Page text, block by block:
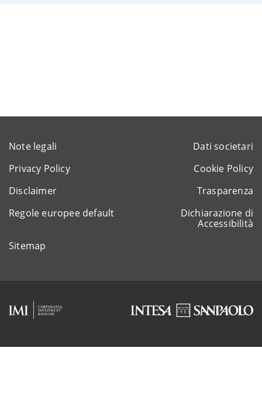
Note legali
Dati societari
Privacy Policy
Cookie Policy
Disclaimer
Trasparenza
Regole europee default
Dichiarazione di
Accessibilità
Sitemap